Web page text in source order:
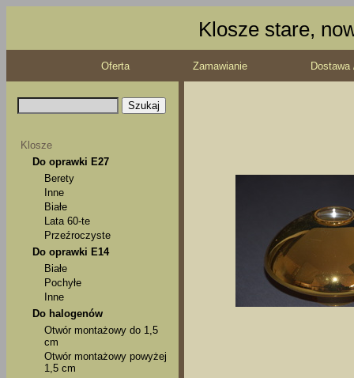
Klosze stare,
Oferta Zamawianie
Klosze
Do oprawki E27
Berety
Inne
Białe
Lata 60-te
Przeźroczyste
Do oprawki E14
Białe
Pochyłe
Inne
Do halogenów
Otwór montażowy do 1,5
cm
Otwór montażowy powyżej
1,5 cm